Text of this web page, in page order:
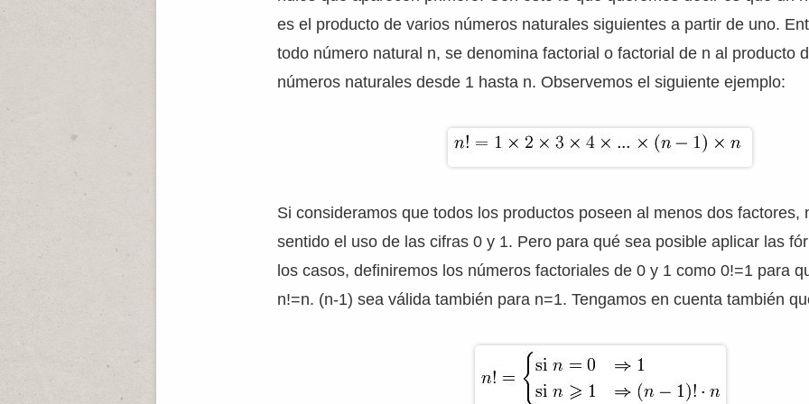
es el producto de varios números naturales siguientes a partir de uno.
todo número natural n, se denomina factorial o factorial de n al producto
números naturales desde 1 hasta n. Observemos el siguiente ejemplo:
Si consideramos que todos los productos poseen al menos dos factores,
sentido el uso de las cifras 0 y 1. Pero para qué sea posible aplicar las
los casos, definiremos los números factoriales de 0 y 1 como 0!=1 para
n!=n. (n-1) sea válida también para n=1. Tengamos en cuenta también